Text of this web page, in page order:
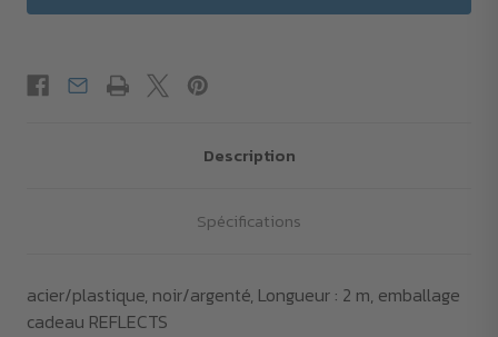
Description
Spécifications
acier/plastique, noir/argenté, Longueur : 2 m, emballage
cadeau REFLECTS